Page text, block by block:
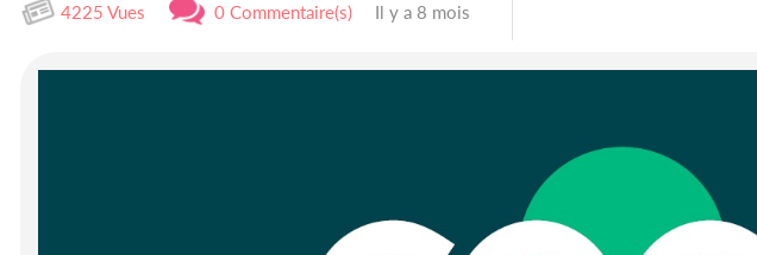
4225 Vues 0 Commentaire(s) Il y a 8 mois